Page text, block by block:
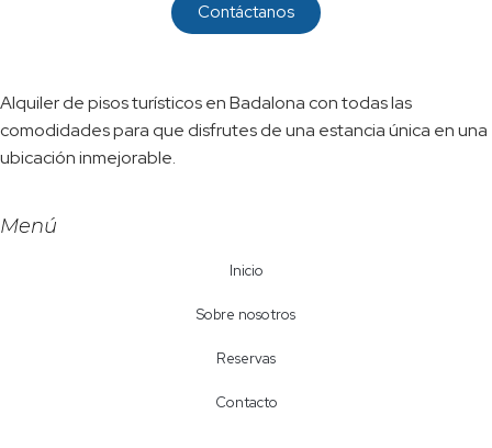
Contáctanos
Alquiler de pisos turísticos en Badalona con todas las
comodidades para que disfrutes de una estancia única en una
ubicación inmejorable.
Menú
Inicio
Sobre nosotros
Reservas
Contacto